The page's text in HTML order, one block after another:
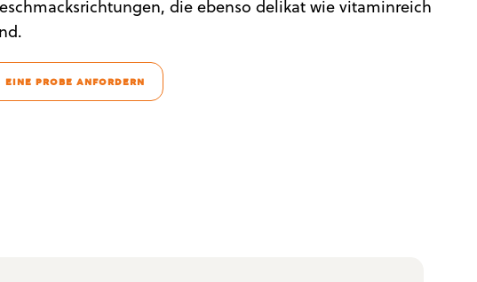
die ebenso delikat wie vitaminreich
EINE PROBE ANFORDERN